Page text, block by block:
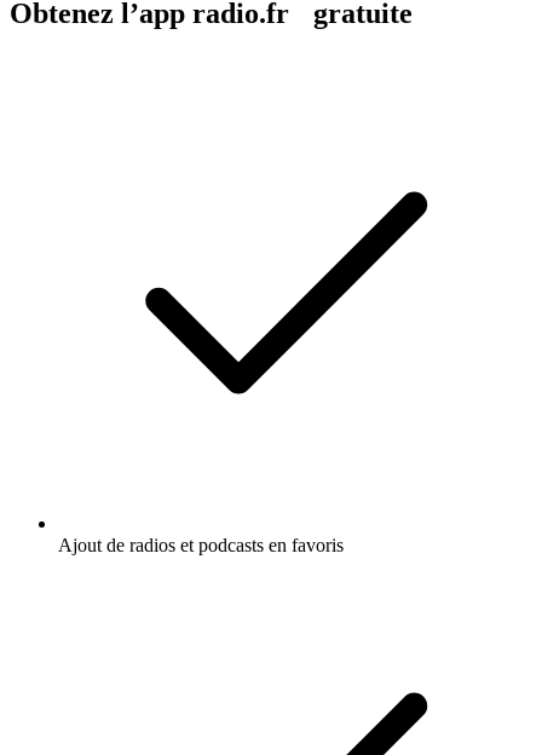
Obtenez l’app radio.fr gratuite
Ajout de radios et podcasts en favoris